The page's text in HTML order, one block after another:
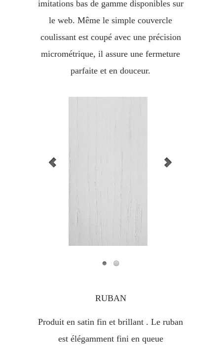
imitations bas de gamme disponibles sur
le web. Même le simple couvercle
coulissant est coupé avec une précision
micrométrique, il assure une fermeture
parfaite et en douceur.
RUBAN
Produit en satin fin et brillant . Le ruban
est élégamment fini en queue